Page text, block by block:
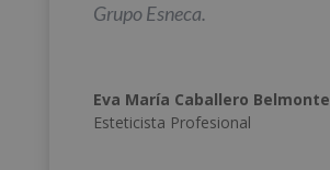
Grupo Esneca.
Eva María Caballero Belmonte
Esteticista Profesional